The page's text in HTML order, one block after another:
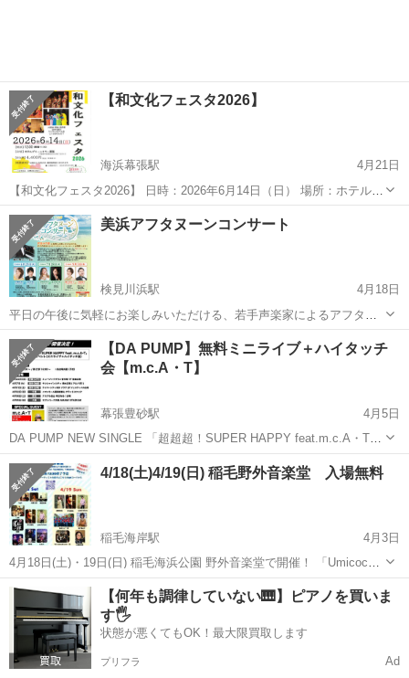
【和文化フェスタ2026】
海浜幕張駅
4月21日
【和文化フェスタ2026】 日時：2026年6月14日（日） 場所：ホテルグ
リーンタワー幕張 参加費：4，400円 応募資格：16歳以上 女性の
千葉 千葉市 海浜幕張駅 コンサート/ショー
美浜アフタヌーンコンサート
検見川浜駅
4月18日
平日の午後に気軽にお楽しみいただける、若手声楽家によるアフタヌ
ーンコンサート！ 千葉市在住のピアニスト榎本潤プロデュースのも
と、声楽アンサンブル「Jスコラーズ」のメンバーがお送りします。
【日程】2026年6...
千葉 千葉市 コンサート/ショー ホール
【DA PUMP】無料ミニライブ＋ハイタッチ
会【m.c.A・T】
幕張豊砂駅
4月5日
DA PUMP NEW SINGLE 「超超超！SUPER HAPPY feat.m.c.A・T」
の発売を記念して リリースイベント（ミニライブ＋ハイタッチ会）開
催決定！ なんとミニライブの観覧は無料！ CD予約...
千葉 千葉市 幕張豊砂駅 コンサート/ショー 会場
4/18(土)4/19(日) 稲毛野外音楽堂 入場無料
稲毛海岸駅
4月3日
4月18日(土)・19日(日) 稲毛海浜公園 野外音楽堂で開催！ 「Umicoco
Wave × やちみど唄まき」 昨年開催した Yumicoco主催 Umicoco Live
が 今年はさらにパワーアップして ...
千葉 千葉市 稲毛海岸駅 コンサート/ショー 野外
【何年も調律していない🎹】ピアノを買いま
す🖐️
状態が悪くてもOK！最大限買取します
プリフラ Ad